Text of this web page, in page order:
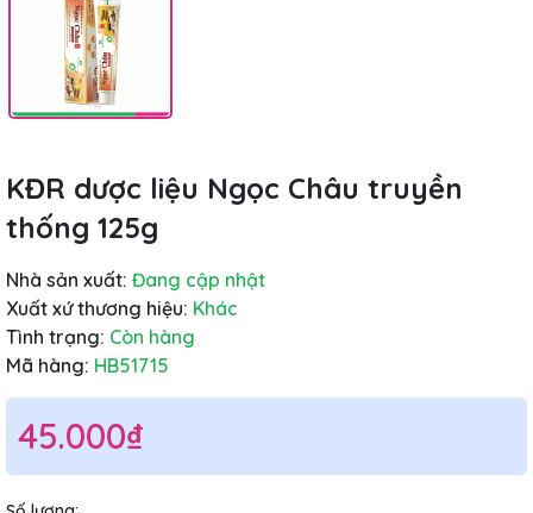
KĐR dược liệu Ngọc Châu truyền
thống 125g
Nhà sản xuất: Đang cập nhật
Xuất xứ thương hiệu: Khác
Tình trạng: Còn hàng
Mã hàng: HB51715
45.000₫